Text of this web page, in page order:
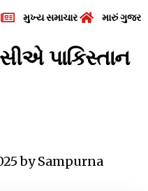
મુખ્ય સમાચાર મારું
પાકિસ્તાન
bySampurna